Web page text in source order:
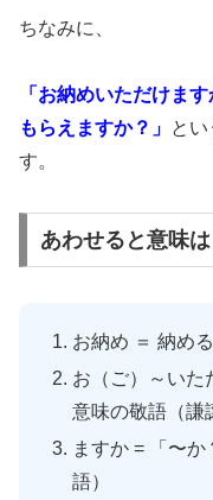
ちなみに、
「お納めいただけま
もらえますか？」 と
す。
あわせると意味
お納め ＝ 納め
お（ご）～いた
意味の敬語（謙
ますか = 「〜
語）